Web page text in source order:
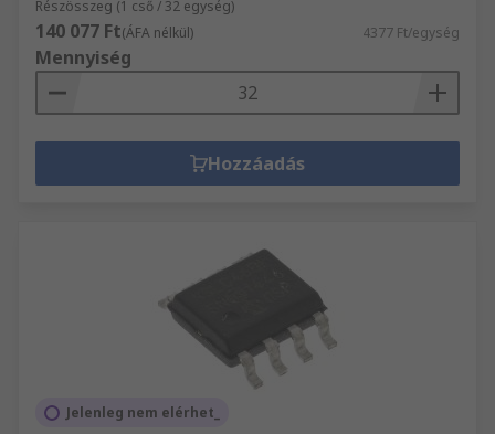
Részösszeg (1 cső / 32 egység)
140 077 Ft(ÁFA nélkül) 4377 Ft/egység
Mennyiség
Hozzáadás
Jelenleg nem elérhet_